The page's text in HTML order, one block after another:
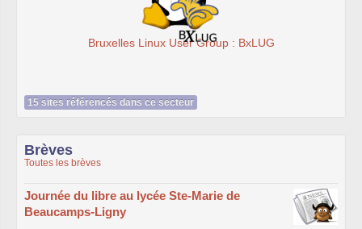
Bruxelles Linux User Group : BxLUG
15 sites référencés dans ce secteur
Brèves
Toutes les brèves
Journée du libre au lycée Ste-Marie de
Beaucamps-Ligny